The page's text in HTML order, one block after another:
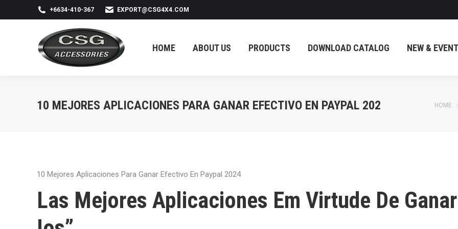
+6634-410-367 EXPORT@CSG4X4.COM
HOME ABOUT US PRODUCTS DOWNLOAD CATALOG NEW & EVENT
10 MEJORES APLICACIONES PARA GANAR EFECTIVO EN PAYPAL 202 You
HOME
10 Mejores Aplicaciones Para Ganar Efectivo En Paypal 2024
Las Mejores Aplicaciones Em Virtude De
HOME ABOUT US PRODUCTS DOWNLOAD CATALOG NEW & EVENT